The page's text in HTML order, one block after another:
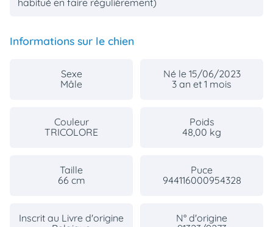
Informations sur le chien
Sexe
Mâle
Né le 15/06/2023
3 an et 1 mois
Couleur
TRICOLORE
Poids
48,00 kg
Taille
66 cm
Puce
944116000954328
Inscrit au Livre d'origine
N° d'origine